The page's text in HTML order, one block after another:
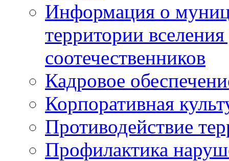
Информация о
территории
соотечественников
Кадровое
Корпоративная
Противодействие
Профилактика